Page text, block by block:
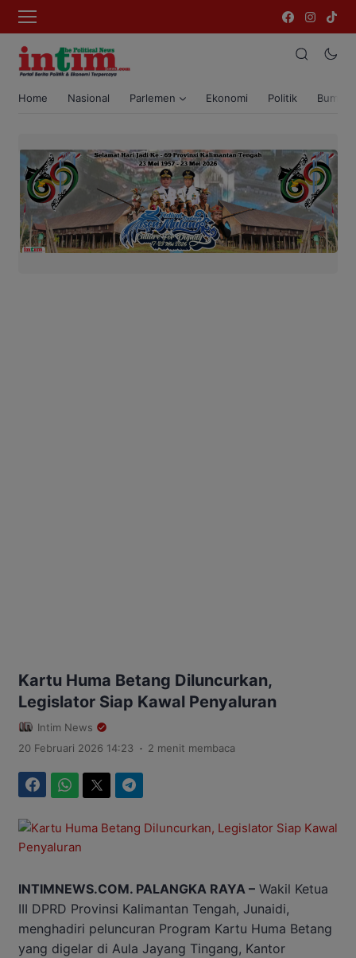
Home Nasional Parlemen Ekonomi Politik Bumi
Kartu Huma Betang Diluncurkan,
Legislator Siap Kawal Penyaluran
Intim News
20 Februari 2026 14:23 . 2 menit membaca
INTIMNEWS.COM. PALANGKA RAYA – Wakil Ketua
III DPRD Provinsi Kalimantan Tengah, Junaidi,
menghadiri peluncuran Program Kartu Huma Betang
yang digelar di Aula Jayang Tingang, Kantor